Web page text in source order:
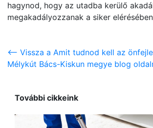
hagynod, hogy az utadba kerülő
megakadályozzanak a siker
<-- Vissza a Amit tudnod kell az
Mélykút Bács-Kiskun megye blog
További cikkeink